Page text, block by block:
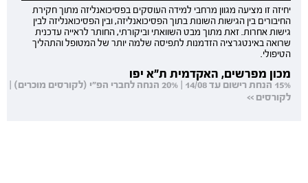
יחיזה זו מציעה מגוון מרחבי למידה העוסקים בפסיכואנליזה מתוך חקירת
החיבורים בין הגישות השונות בתוך הפסיכואנליזה, ובין הפסיכואנליזה לבין
גישות אחרות. זאת מתוך מבט השוואתי וביקורתי, החותר לראייה עדכנית
שרואה באינטגרציה הזדמנות לתפיסה שלמה יותר של המטופל והתהליך
הטיפולי.
מכון מפרשים, האקדמית ת"א יפו
15% הנחת רישום עד 14/08 | 20% הנחה לחברי הפ"י (לקורסים מוכרים) |
לקורסים >>